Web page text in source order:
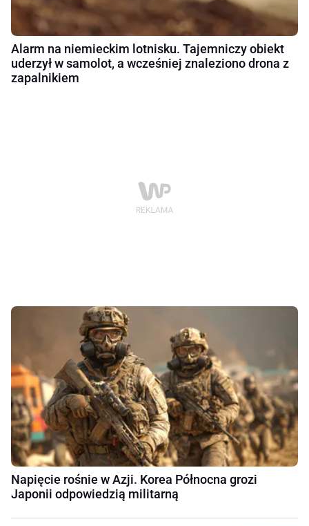
Alarm na niemieckim lotnisku. Tajemniczy obiekt
uderzył w samolot, a wcześniej znaleziono drona z
zapalnikiem
Napięcie rośnie w Azji. Korea Północna grozi
Japonii odpowiedzią militarną